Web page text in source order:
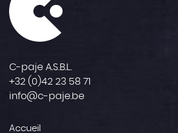
C-paje A.S.B.L.
+32 (0)42 23 58 71
info@c-paje.be
Accueil